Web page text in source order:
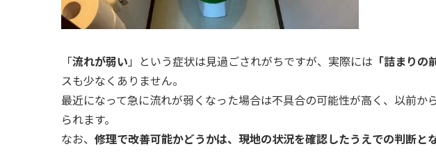
「流れが弱い 」という症状は見過ごされがちですが、実際には 「詰まりの
スも少なくありません。
最近になって急に流れが弱くなった場合は不具合の可能性が高く、以前
られます。
なお、 修理で改善可能かどうかは、現地の状況を確認したうえでの判断とな